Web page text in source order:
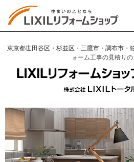
東京都世田谷区・杉並区・三鷹市・調布市・
ォーム工事の見積り